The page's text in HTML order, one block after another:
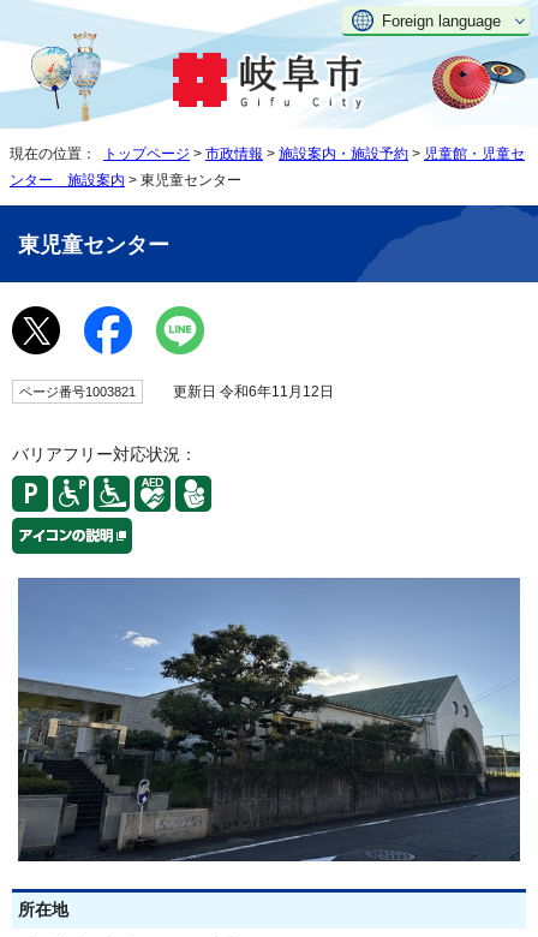
Foreign language
現在の位置： トップページ > 市政情報 > 施設案内・施設予約 > 児童館・児童セ
ンター 施設案内 > 東児童センター
東児童センター
ページ番号1003821 更新日 令和6年11月12日
バリアフリー対応状況：
所在地